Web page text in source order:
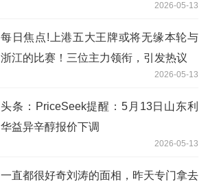
2026-05-13
每日焦点!上港五大王牌或将无缘本轮与
浙江的比赛！三位主力领衔，引发热议
2026-05-13
头条：PriceSeek提醒：5月13日山东利
华益异辛醇报价下调
2026-05-13
一直都很好奇刘涛的面相，昨天专门拿去